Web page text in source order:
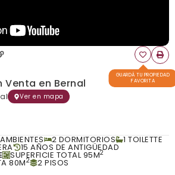
GUARDÁ TU PROPIEDAD
FAVORITA
Venta en Bernal
Ver en mapa
2 DORMITORIOS 1 TOILETTE
15 AÑOS DE ANTIGÜEDAD
SUPERFICIE TOTAL 95M2
80M2 2 PISOS